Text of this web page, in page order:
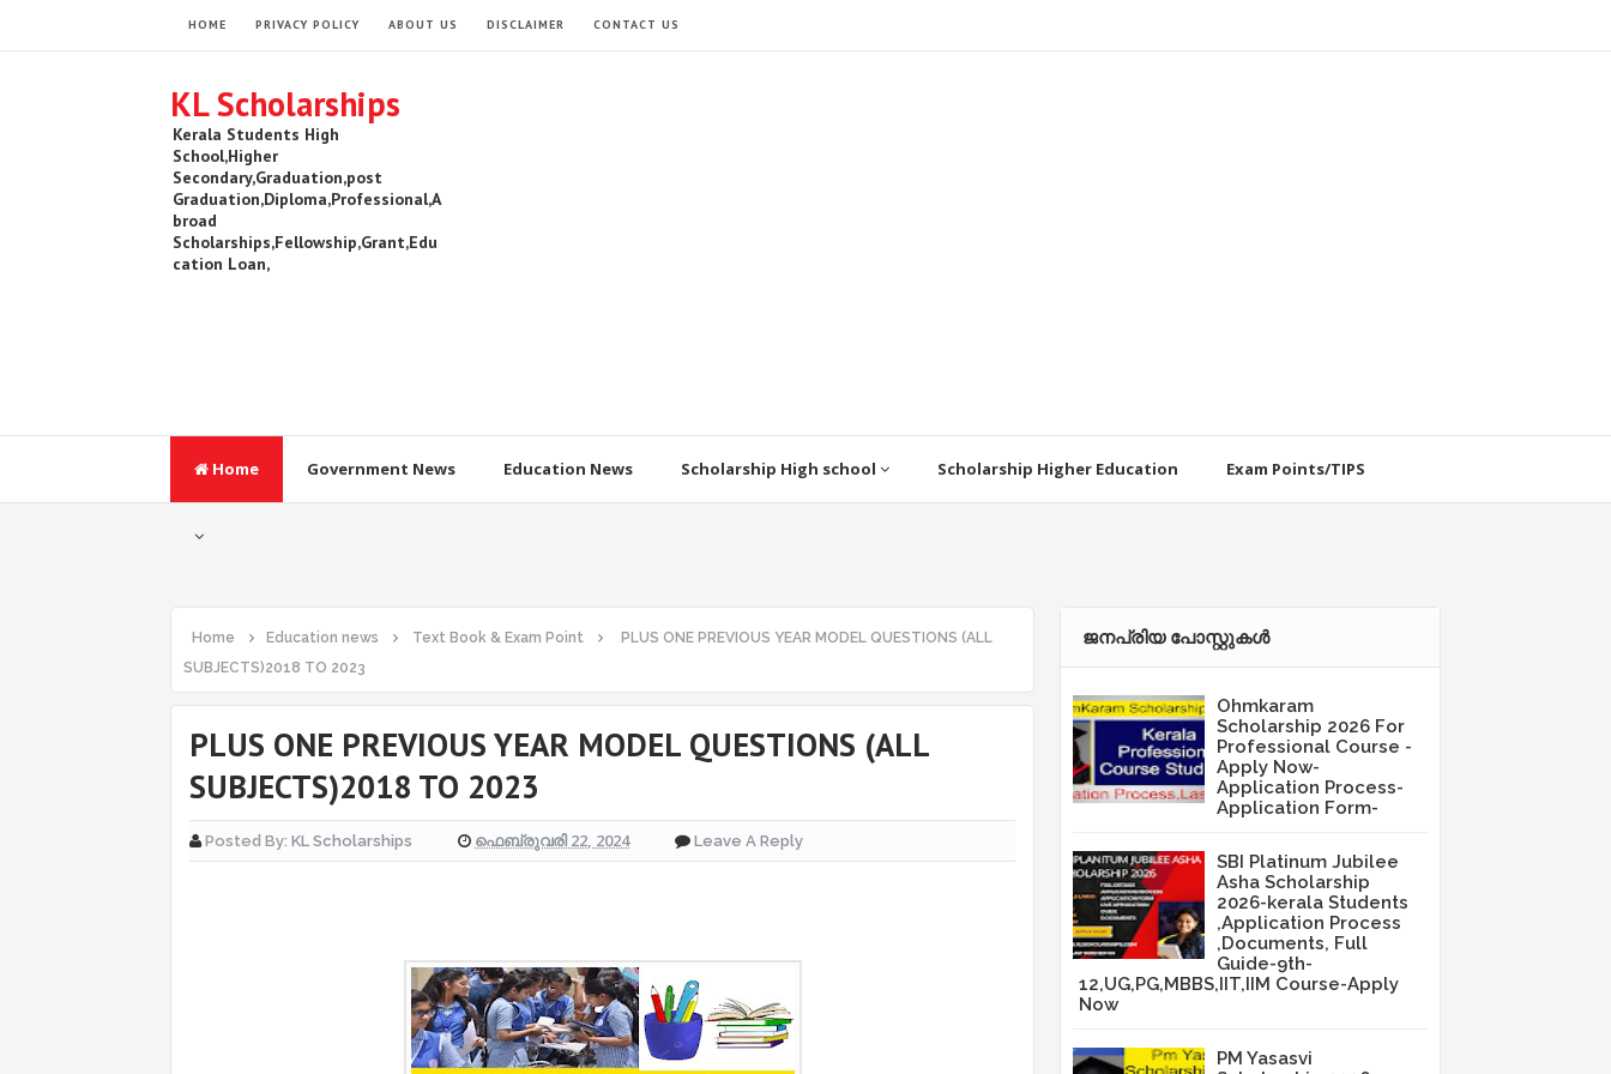
HOME PRIVACY POLICY ABOUT US DISCLAIMER CONTACT US
KL Scholarships
Kerala Students High
School,Higher
Secondary,Graduation,post
Graduation,Diploma,Professional,A
broad
Scholarships,Fellowship,Grant,Edu
cation Loan,
Home Government News Education News Scholarship High school Scholarship Higher Education Exam Points/TIPS
Home Education news Text Book & Exam Point
PLUS ONE PREVIOUS YEAR MODEL QUESTIONS (ALL
SUBJECTS)2018 TO 2023
PLUS ONE PREVIOUS YEAR MODEL QUESTIONS (ALL
SUBJECTS)2018 TO 2023
Posted By: KL Scholarships ഫെബ്രുവരി 22, 2024 Leave A Reply
ജനപ്രിയ പോസ്റ്റുകള്‍‌
Ohmkaram
Scholarship 2026 For
Professional Course -
Apply Now-
Application Process-
Application Form-
SBI Platinum Jubilee
Asha Scholarship
2026-kerala Students
,Application Process
,Documents, Full
Guide-9th-
12,UG,PG,MBBS,IIT,IIM Course-Apply
Now
PM Yasasvi